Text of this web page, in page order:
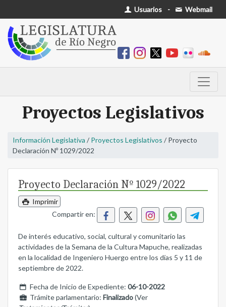
Usuarios - Webmail
Proyectos Legislativos
Información Legislativa / Proyectos Legislativos / Proyecto
Declaración Nº 1029/2022
Proyecto Declaración Nº 1029/2022
Imprimir
Compartir en:
De interés educativo, social, cultural y comunitario las
actividades de la Semana de la Cultura Mapuche, realizadas
en la localidad de Ingeniero Huergo entre los días 5 y 11 de
septiembre de 2022.
Fecha de Inicio de Expediente: 06-10-2022
Trámite parlamentario: Finalizado(Ver